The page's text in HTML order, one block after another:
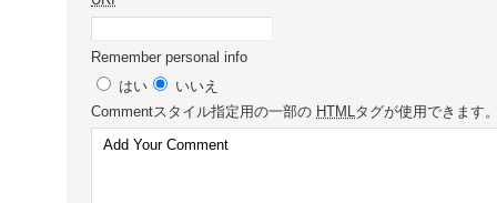
Remember personal info
はい
いいえ
Commentスタイル指定用の一部の HTML タグが使用できます